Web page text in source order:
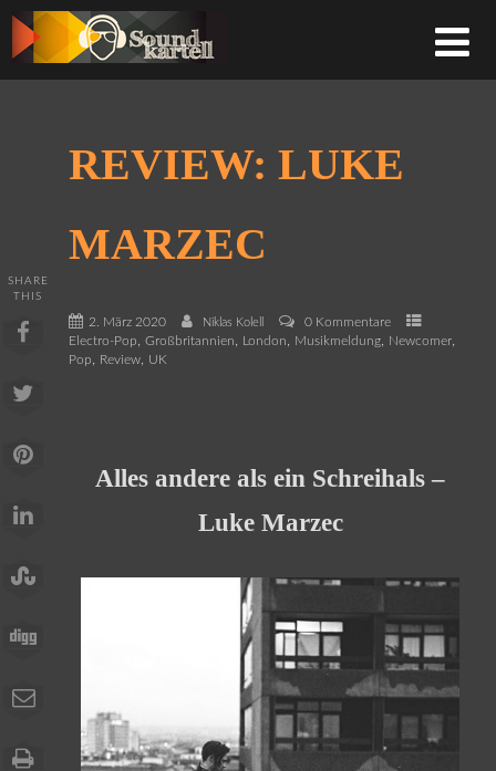
REVIEW: LUKE
MARZEC
2. März 2020 Niklas Kolell
0 Kommentare
Electro-Pop, Großbritannien, London, Musikmeldung, Newcomer,
Pop, Review, UK
SHARE
THIS
Alles andere als ein Schreihals –
Luke Marzec